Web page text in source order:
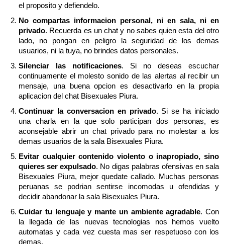
el proposito y defiendelo.
No compartas informacion personal, ni en sala, ni en
privado. Recuerda es un chat y no sabes quien esta del otro
lado, no pongan en peligro la seguridad de los demas
usuarios, ni la tuya, no brindes datos personales.
Silenciar las notificaciones. Si no deseas escuchar
continuamente el molesto sonido de las alertas al recibir un
mensaje, una buena opcion es desactivarlo en la propia
aplicacion del chat Bisexuales Piura.
Continuar la conversacion en privado. Si se ha iniciado
una charla en la que solo participan dos personas, es
aconsejable abrir un chat privado para no molestar a los
demas usuarios de la sala Bisexuales Piura.
Evitar cualquier contenido violento o inapropiado, sino
quieres ser expulsado. No digas palabras ofensivas en sala
Bisexuales Piura, mejor quedate callado. Muchas personas
peruanas se podrian sentirse incomodas u ofendidas y
decidir abandonar la sala Bisexuales Piura.
Cuidar tu lenguaje y mante un ambiente agradable. Con
la llegada de las nuevas tecnologias nos hemos vuelto
automatas y cada vez cuesta mas ser respetuoso con los
demas.